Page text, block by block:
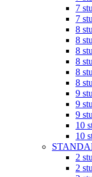
7
7
8
8
8
8
8
8
9
9
9
10
10
2
2